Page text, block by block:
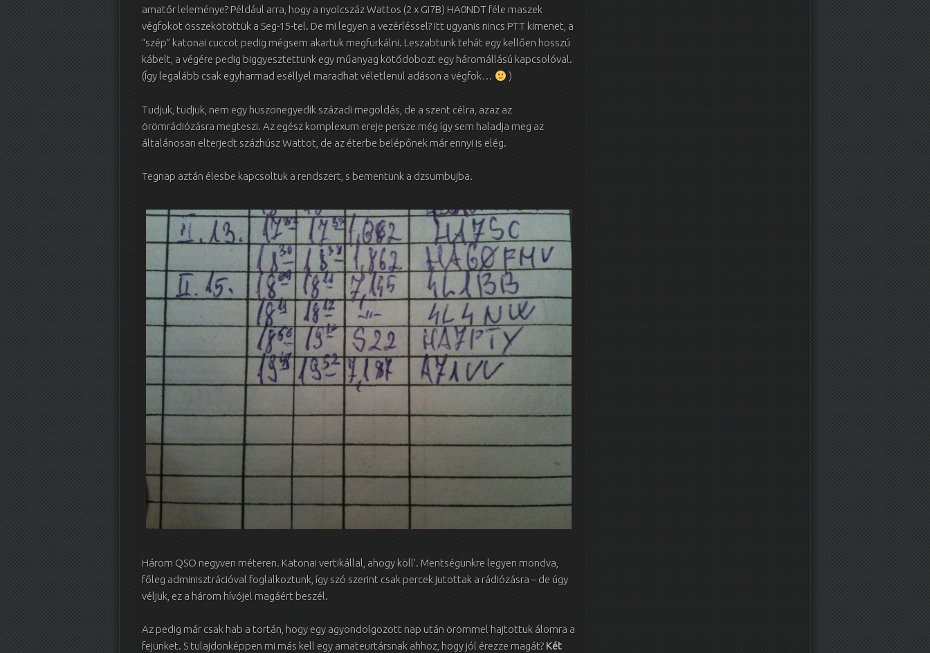
amatőr leleménye? Például arra, hogy a nyolcszáz Wattos (2 x GI7B) HA0NDT féle maszek
végfokot összekötöttük a Seg-15-tel. De mi legyen a vezérléssel? Itt ugyanis nincs PTT kimenet, a
“szép” katonai cuccot pedig mégsem akartuk megfurkálni. Leszabtunk tehát egy kellően hosszú
kábelt, a végére pedig biggyesztettünk egy műanyag kötődobozt egy háromállású kapcsolóval.
(Így legalább csak egyharmad eséllyel maradhat véletlenül adáson a végfok…
)
Tudjuk, tudjuk, nem egy huszonegyedik századi megoldás, de a szent célra, azaz az
örömrádiózásra megteszi. Az egész komplexum ereje persze még így sem haladja meg az
általánosan elterjedt százhúsz Wattot, de az éterbe belépőnek már ennyi is elég.
Tegnap aztán élesbe kapcsoltuk a rendszert, s bementünk a dzsumbujba.
Három QSO negyven méteren. Katonai vertikállal, ahogy köll’. Mentségünkre legyen mondva,
főleg adminisztrációval foglalkoztunk, így szó szerint csak percek jutottak a rádiózásra – de úgy
véljük, ez a három hívójel magáért beszél.
Az pedig már csak hab a tortán, hogy egy agyondolgozott nap után örömmel hajtottuk álomra a
fejünket. S tulajdonképpen mi más kell egy amateurtársnak ahhoz, hogy jól érezze magát? Két